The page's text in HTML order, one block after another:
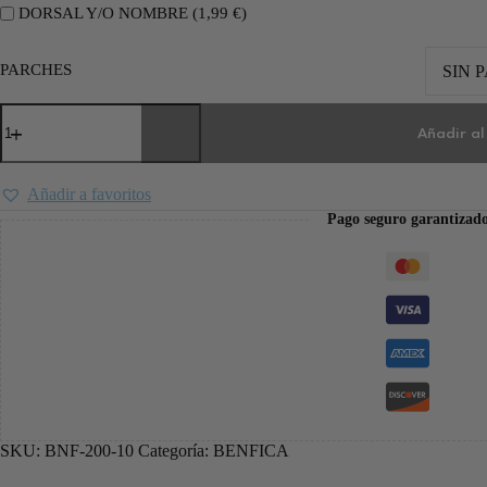
DORSAL Y/O NOMBRE (1,99 €)
PARCHES SIN
Añadir
Añadir a favoritos
Pago seguro
SKU: BNF-200-10 Categoría: BENFICA